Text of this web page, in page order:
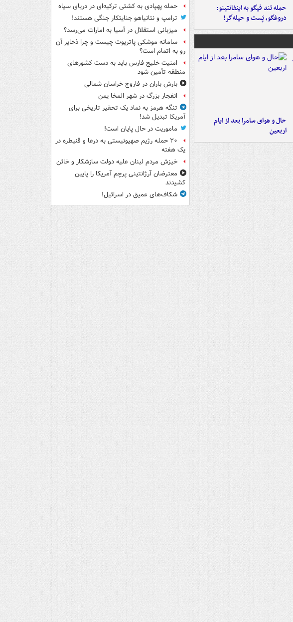
حمله تند فیگو به اینفانتینو:
دروغگو، پَست‌ و حیله‌گر!
حال و هوای سامرا بعد از ایام
اربعین
حمله پهپادی به کشتی ترکیه‌ای در دریای سیاه
ترامپ و نتانیاهو جنایتکار جنگی هستند!
میزبانی استقلال در آسیا به امارات می‌رسد؟
سامانه موشکی پاتریوت چیست و چرا ذخایر آن
رو به اتمام است؟
امنیت خلیج فارس باید به دست کشورهای
منطقه تأمین شود
بارش باران در فاروج خراسان شمالی
انفجار بزرگ در شهر المخا یمن
تنگه هرمز به نماد یک تحقیر تاریخی برای
آمریکا تبدیل شد!
ماموریت در حال پایان است!
۲۰ حمله رژیم صهیونیستی به درعا و قنیطره در
یک هفته
خیزش مردم لبنان علیه دولت سازشکار و خائن
معترضان آرژانتینی پرچم آمریکا را پایین
کشیدند
شکاف‌های عمیق در اسرائیل!